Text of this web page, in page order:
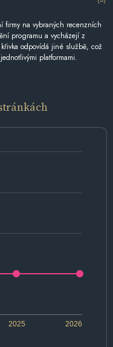
firmy na vybraných recenzních
programu a vycházejí z
odpovídá jiné službě, což
platformami.
2026
2025